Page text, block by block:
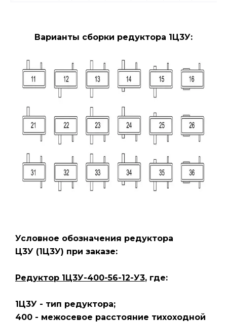
Варианты сборки редуктора 1Ц3У:
Условное обозначения редуктора
Ц3У (1Ц3У) при заказе:
Редуктор 1Ц3У-400-56-12-У3, где:
1Ц3У - тип редуктора;
400 - межосевое расстояние тихоходной